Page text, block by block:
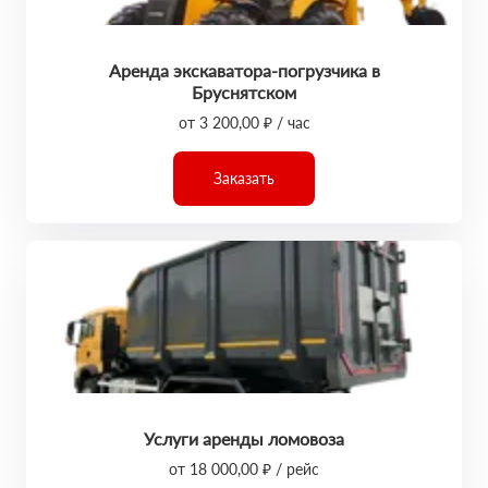
Аренда экскаватора-погрузчика в
Бруснятском
от 3 200,00 ₽ / час
Заказать
Услуги аренды ломовоза
от 18 000,00 ₽ / рейс